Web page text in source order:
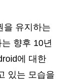
을 유지하는
향후 10년
에 대한
있는 모습을